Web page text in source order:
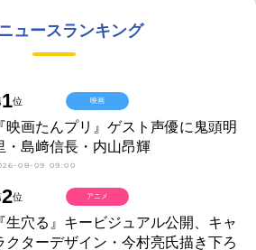
ュースランキング
1位
『映画たんプリ』ゲスト声優に鬼頭明
・島﨑信長・内山昂輝
08-09 09:00
映画
2位
『生穴る』キービジュアル公開、キャ
クターデザイン・今村亮氏描き下ろ
アニメ